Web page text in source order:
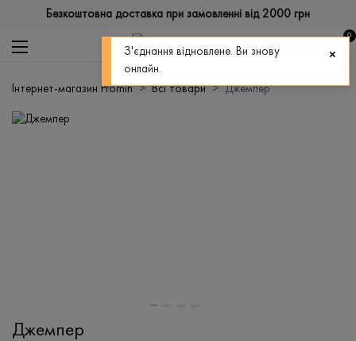
Безкоштовна доставка при замовленні від 2000 грн
0
Інтернет-магазин Promin Всі товари Джемпер
Джемпер
З'єднання відновлене. Ви знову
онлайн.